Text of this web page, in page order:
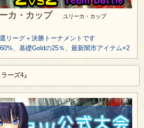
カ・カップ ユリーカ・カップ
リーグ＋決勝トーナメントです
、基礎Goldの25％、最新闇市アイテム×2
ーズ4』